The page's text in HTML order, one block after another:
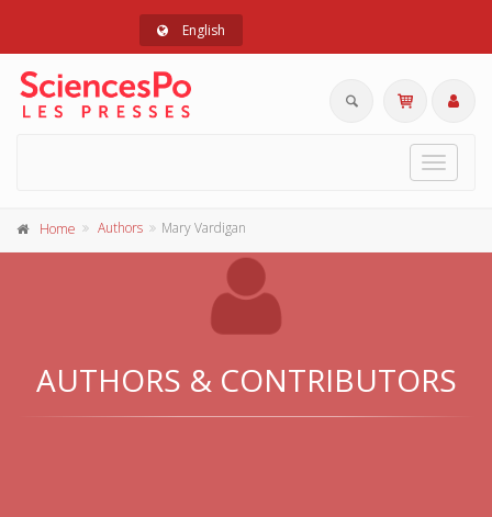
English
Toggle
Home Authors Mary Vardigan
AUTHORS & CONTRIBUTORS